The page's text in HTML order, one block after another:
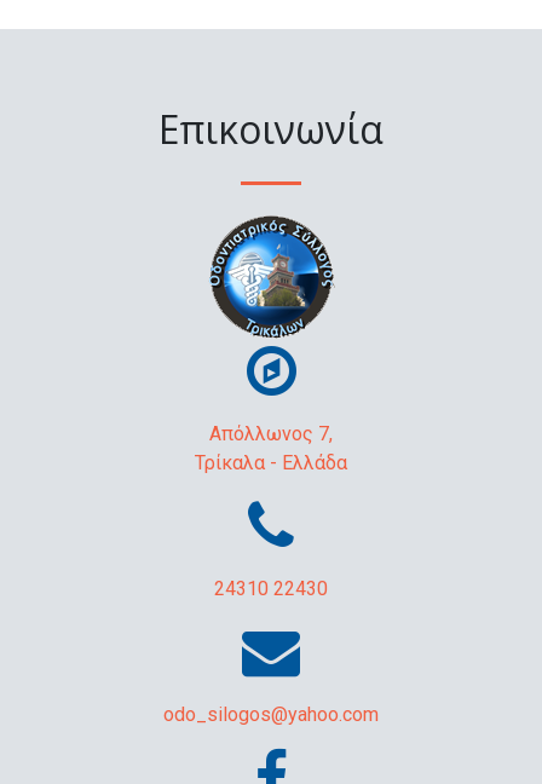
Επικοινωνία
Απόλλωνος 7,
Τρίκαλα - Ελλάδα
24310 22430
odo_silogos@yahoo.com